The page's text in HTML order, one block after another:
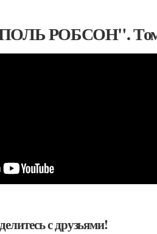
РОБСОН".
с друзьями!